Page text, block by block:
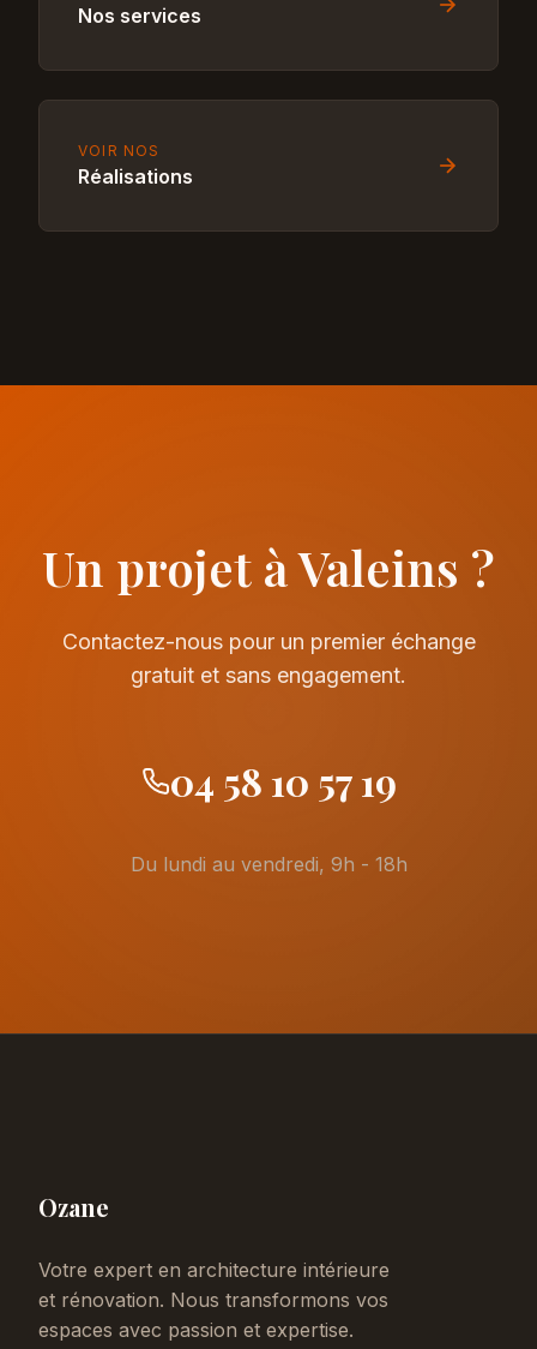
Nos services
VOIR NOS
Réalisations
Un projet à Valeins ?
Contactez-nous pour un premier échange
gratuit et sans engagement.
04 58 10 57 19
Du lundi au vendredi, 9h - 18h
Ozane
Votre expert en architecture intérieure
et rénovation. Nous transformons vos
espaces avec passion et expertise.